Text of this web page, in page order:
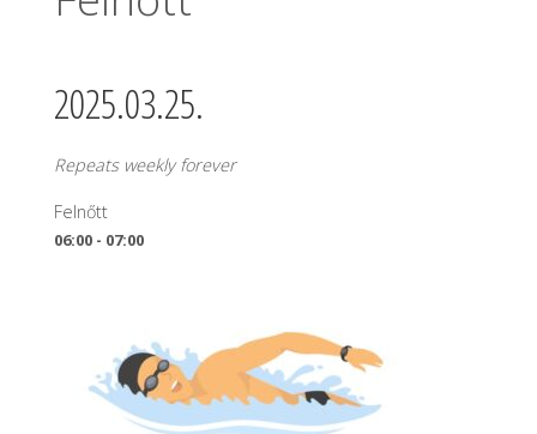
2025.03.25.
Repeats weekly forever
Felnőtt
06:00 - 07:00